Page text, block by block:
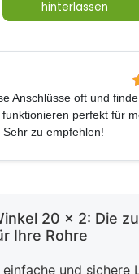
hinterlassen
Anschlüsse oft und
perfekt für
zu empfehlen!
20 x 2: Die
Ihre Rohre
und sichere